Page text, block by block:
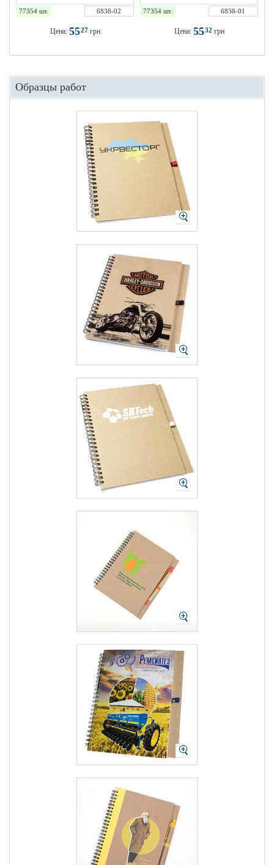
77354 шт. 6838-02
Цена: 5527 грн
77354 шт. 6838-01
Цена: 5532 грн
Образцы работ